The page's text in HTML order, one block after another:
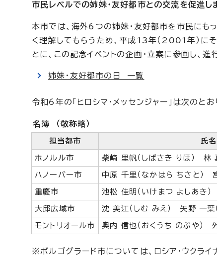
市民レベルでの姉妹・友好都市との交流を促進し
本市では、海外6つの姉妹・友好都市を市民にも
く理解してもらうため、平成13年（2001年）に
とに、この記念イベントの企画・立案に参画し、進
姉妹・友好都市の日 一覧
令和6年の「ヒロシマ・メッセンジャー」は次のとお
名簿 （敬称略）
担当都市 氏名
ホノルル市 柴﨑 里帆（しばさき りほ） 林
ハノーバー市 中原 千里（なかはら ちさと）
重慶市 池松 佳明（いけまつ よしあき）
大邱広域市 沈 美江（しむ みえ） 矢野 一葉
モントリオール市 奥内 信也（おくうち のぶや）
※ボルゴグラード市については、ロシア・ウクライ